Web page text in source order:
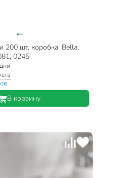
200 шт, коробка, Bella,
0245
В корзину